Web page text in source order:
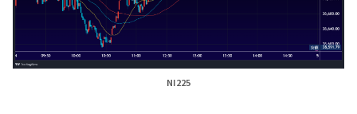
NI225